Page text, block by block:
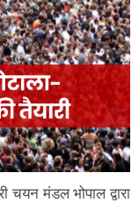
चयन मंडल भोपाल द्वारा